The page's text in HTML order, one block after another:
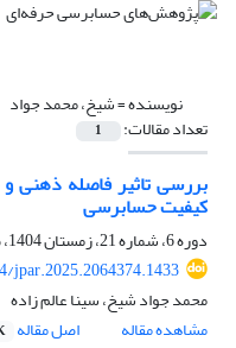
نویسنده =شیخ، محمد جواد
تعداد مقالات: 1
بررسی تاثیر فاصله ذهنی و
کیفیت حسابرسی
دوره 6، شماره 21، زمستان 1404، صفحه
jpar.2025.2064374.1433
محمد جواد شیخ، سینا عالم زاده
مشاهده مقاله
اصل مقاله